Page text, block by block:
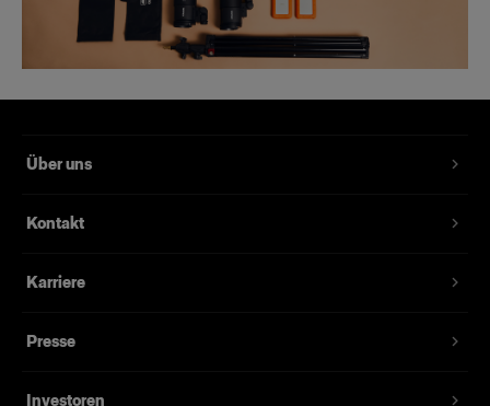
Über uns
Kontakt
Karriere
Presse
Investoren